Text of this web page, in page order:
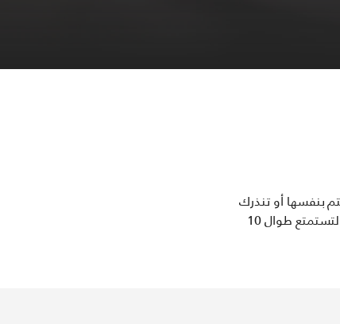
بنفسها أو تنذرك
عندما تحتاج إلى مساعدتك في ذلك. لكن لتطلق هذه التكنولوجيا المذهلة، يجب تفعيل اونستار أولاً لتستمتع طوال 10